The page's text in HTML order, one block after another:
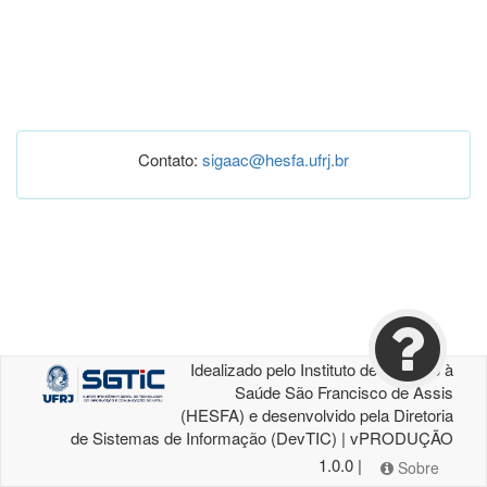
Contato: sigaac@hesfa.ufrj.br
Idealizado pelo Instituto de Atenção à
Saúde São Francisco de Assis
(HESFA) e desenvolvido pela Diretoria
de Sistemas de Informação (DevTIC) | vPRODUÇÃO
1.0.0 |
Sobre